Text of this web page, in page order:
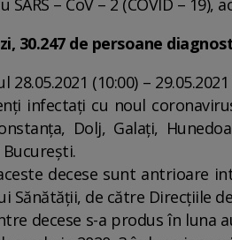
SARS – CoV – 2 (COVID –
30.247 de persoane
28.05.2021 (10:00) –
infectați cu noul
Dolj, Galați,
decese sunt antrioare
Sănătății, de către Direcțiile
decese s-a produs în luna